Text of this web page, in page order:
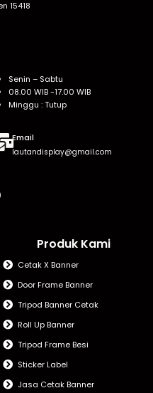
15418
Senin – Sabtu
08.00 WIB -17.00 WIB
Minggu : Tutup
Email
lautandisplay@gmail.com
Produk Kami
Cetak X Banner
Door Frame Banner
Tripod Banner Cetak
Roll Up Banner
Tripod Frame Besi
Sticker Label
Jasa Cetak Banner